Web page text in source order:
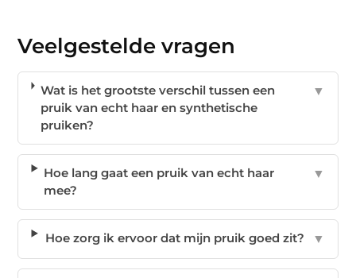
Veelgestelde vragen
Wat is het grootste verschil tussen een
pruik van echt haar en synthetische
pruiken?
▼
Hoe lang gaat een pruik van echt haar
mee?
▼
Hoe zorg ik ervoor dat mijn pruik goed zit? ▼